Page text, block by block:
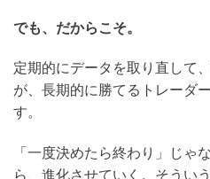
でも、だからこそ。
定期的にデータを取り直して
が、長期的に勝てるトレーダ
す。
「一度決めたら終わり」じゃ
ら、進化させていく。そうい